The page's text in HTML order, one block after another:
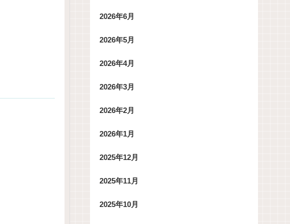
2026年6月
2026年5月
2026年4月
2026年3月
2026年2月
2026年1月
2025年12月
2025年11月
2025年10月